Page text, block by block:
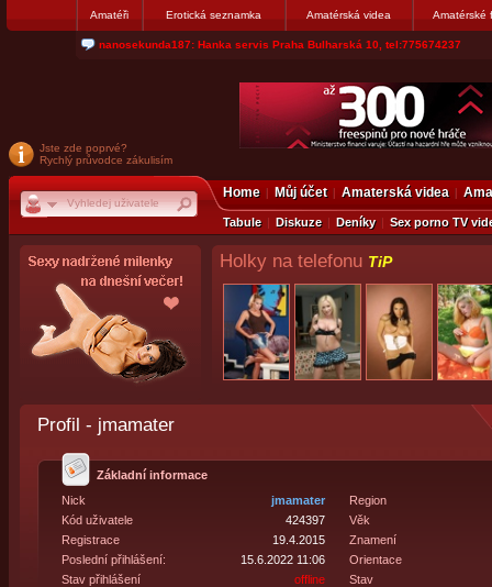
Amatéři Erotická seznamka Amatérská videa Amatérské
nanosekunda187: Hanka servis Praha Bulharská 10, tel:775674237
Jste zde poprvé?
Rychlý průvodce zákulisím
Home Můj účet Amaterská videa
Tabule Diskuze Deníky Sex porno TV
Holky na telefonu TiP
Profil - jmamater
Základní informace
Nick
jmamater
Kód uživatele
424397
Registrace
19.4.2015
Poslední přihlášení:
15.6.2022 11:06
Stav přihlášení
offline
Region
Věk
Znamení
Orientace
Stav